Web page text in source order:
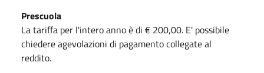
Prescuola
La tariffa per l'intero anno è di € 200,00. E' possibile
chiedere agevolazioni di pagamento collegate al
reddito.